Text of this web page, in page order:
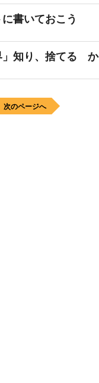
書いておこう
知り、捨てる か
次のページへ